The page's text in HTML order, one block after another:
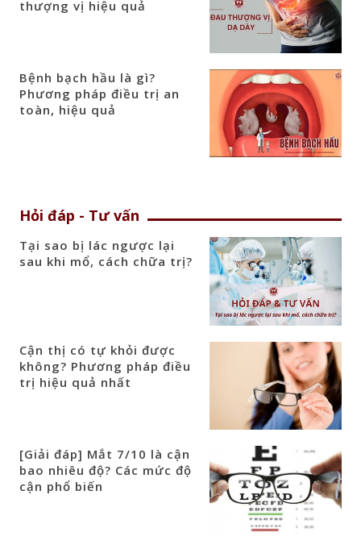
thượng vị hiệu quả
Bệnh bạch hầu là gì?
Phương pháp điều trị an
toàn, hiệu quả
Hỏi đáp - Tư vấn
Tại sao bị lác ngược lại
sau khi mổ, cách chữa trị?
Cận thị có tự khỏi được
không? Phương pháp điều
trị hiệu quả nhất
[Giải đáp] Mắt 7/10 là cận
bao nhiêu độ? Các mức độ
cận phổ biến